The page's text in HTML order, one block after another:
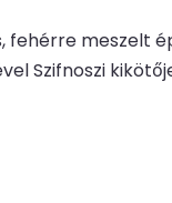
meszelt
Szifnoszi